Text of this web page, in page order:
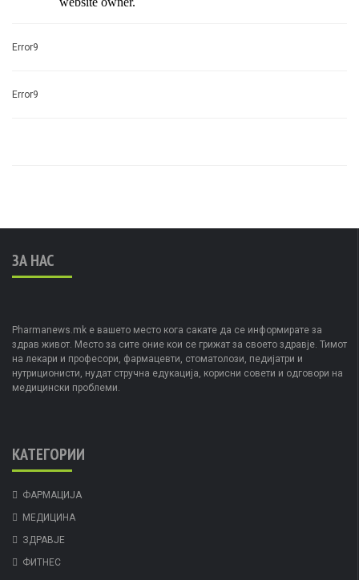
Error9
Error9
ЗА НАС
Pharmanews.mk е вашето место кога сакате да се информирате за
здрав живот. Место за сите оние кои се грижат за своето здравје. Тимот
на лекари и професори, фармацевти, стоматолози, педијатри и
нутриционисти, нудат стручна едукација, корисни совети и одговори на
медицински проблеми.
КАТЕГОРИИ
ФАРМАЦИЈА
МЕДИЦИНА
ЗДРАВЈЕ
ФИТНЕС